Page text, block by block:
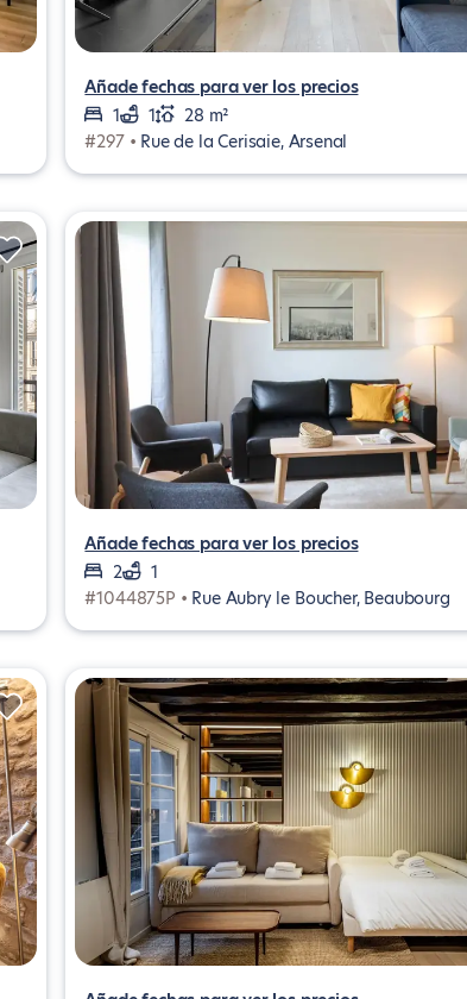
Añade fechas para ver los precios
1
1
28 m²
#297 • Rue de la Cerisaie, Arsenal
Añade fechas para ver los precios
2
1
#1044875P • Rue Aubry le Boucher, Beaubourg